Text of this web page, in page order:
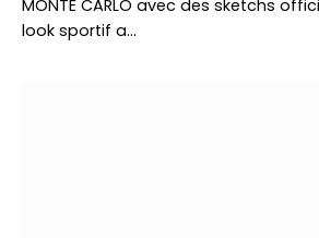
MONTE CARLO avec des sketchs
look sportif a…